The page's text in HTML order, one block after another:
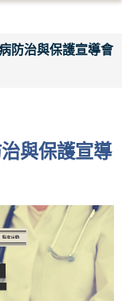
防治與保護宣導會
與保護宣導